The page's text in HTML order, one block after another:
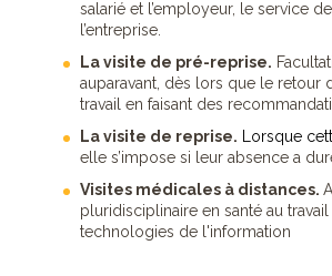
salarié et l’employeur, le service
l’entreprise.
La visite de pré-reprise.
auparavant, dès lors que le retour
travail en faisant des
La visite de reprise.
Lorsque
elle s’impose si leur absence a
Visites médicales à distances.
pluridisciplinaire en santé au
technologies de l'information